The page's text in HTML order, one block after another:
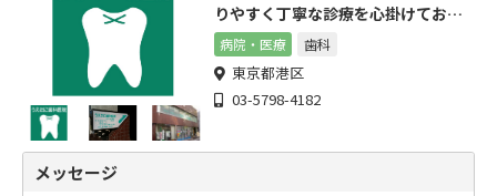
りやすく丁寧な診療を心掛けており
ます。
病院・医療 歯科
東京都港区
03-5798-4182
メッセージ